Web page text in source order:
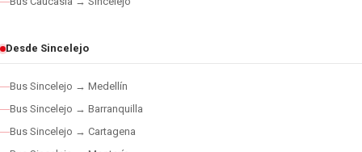
Desde Sincelejo
Bus Sincelejo → Medellín
Bus Sincelejo → Barranquilla
Bus Sincelejo → Cartagena